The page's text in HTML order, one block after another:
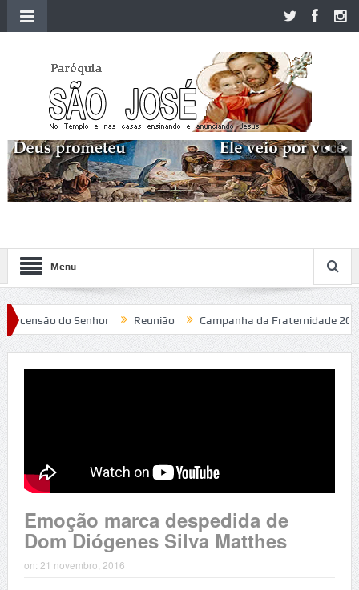
Menu
do Senhor Reunião Campanha da Fraternidade 2020
Emoção marca despedida de
Dom Diógenes Silva Matthes
on: 21 novembro, 2016